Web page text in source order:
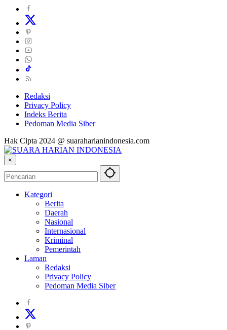
Redaksi
Privacy Policy
Indeks Berita
Pedoman Media Siber
Hak Cipta 2024 @ suaraharianindonesia.com
×
Kategori
Berita
Daerah
Nasional
Internasional
Kriminal
Pemerintah
Laman
Redaksi
Privacy Policy
Pedoman Media Siber